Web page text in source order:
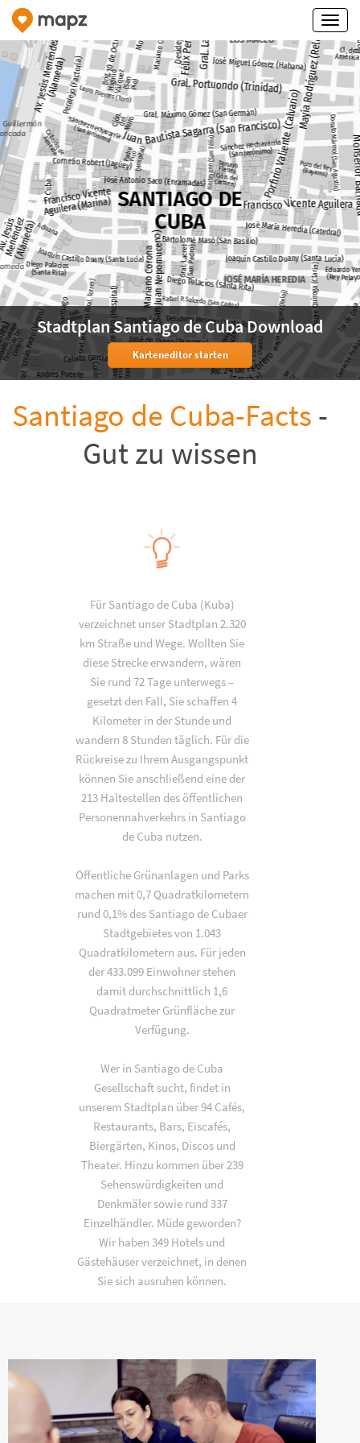
Stadtplan Santiago de Cuba Download
Karteneditor starten
Santiago de Cuba-Facts -
Gut zu wissen
Für Santiago de Cuba (Kuba)
verzeichnet unser Stadtplan 2.320
km Straße und Wege. Wollten Sie
diese Strecke erwandern, wären
Sie rund 72 Tage unterwegs –
gesetzt den Fall, Sie schaffen 4
Kilometer in der Stunde und
wandern 8 Stunden täglich. Für die
Rückreise zu Ihrem Ausgangspunkt
können Sie anschließend eine der
213 Haltestellen des öffentlichen
Personennahverkehrs in Santiago
de Cuba nutzen.
Öffentliche Grünanlagen und Parks
machen mit 0,7 Quadratkilometern
rund 0,1% des Santiago de Cubaer
Stadtgebietes von 1.043
Quadratkilometern aus. Für jeden
der 433.099 Einwohner stehen
damit durchschnittlich 1,6
Quadratmeter Grünfläche zur
Verfügung.
Wer in Santiago de Cuba
Gesellschaft sucht, findet in
unserem Stadtplan über 94 Cafés,
Restaurants, Bars, Eiscafés,
Biergärten, Kinos, Discos und
Theater. Hinzu kommen über 239
Sehenswürdigkeiten und
Denkmäler sowie rund 337
Einzelhändler. Müde geworden?
Wir haben 349 Hotels und
Gästehäuser verzeichnet, in denen
Sie sich ausruhen können.